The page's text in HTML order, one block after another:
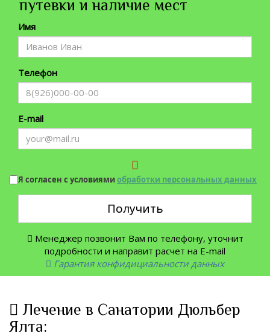
путевки и наличие мест
Имя
Телефон
E-mail
Я согласен с условиямиобработки персональных данных
Получить
Менеджер позвонит Вам по телефону, уточнит
подробности и направит расчет на E-mail
Гарантия конфидициальности данных
Лечение в Санатории Дюльбер
Ялта: